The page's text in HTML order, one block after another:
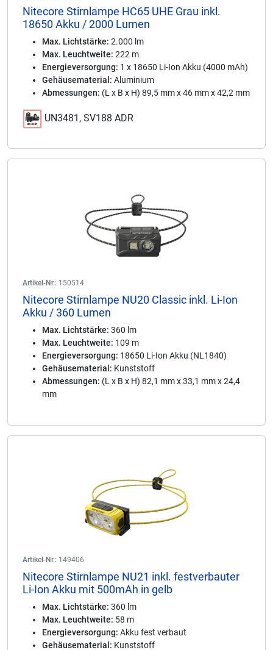
Nitecore Stirnlampe HC65 UHE Grau inkl.
18650 Akku / 2000 Lumen
Max. Lichtstärke: 2.000 lm
Max. Leuchtweite: 222 m
Energieversorgung: 1 x 18650 Li-Ion Akku (4000 mAh)
Gehäusematerial: Aluminium
Abmessungen: (L x B x H) 89,5 mm x 46 mm x 42,2 mm
UN3481, SV188 ADR
Artikel-Nr.: 150514
Nitecore Stirnlampe NU20 Classic inkl. Li-Ion
Akku / 360 Lumen
Max. Lichtstärke: 360 lm
Max. Leuchtweite: 109 m
Energieversorgung: 18650 Li-Ion Akku (NL1840)
Gehäusematerial: Kunststoff
Abmessungen: (L x B x H) 82,1 mm x 33,1 mm x 24,4
mm
Artikel-Nr.: 149406
Nitecore Stirnlampe NU21 inkl. festverbauter
Li-Ion Akku mit 500mAh in gelb
Max. Lichtstärke: 360 lm
Max. Leuchtweite: 58 m
Energieversorgung: Akku fest verbaut
Gehäusematerial: Kunststoff